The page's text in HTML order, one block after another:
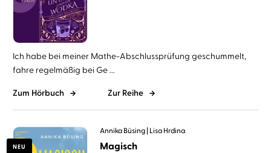
Ich habe bei meiner Mathe-Abschlussprüfung geschummelt,
fahre regelmäßig bei Ge ...
Zum Hörbuch Zur Reihe
NEU
Annika Büsing Lisa Hrdina
Magisch